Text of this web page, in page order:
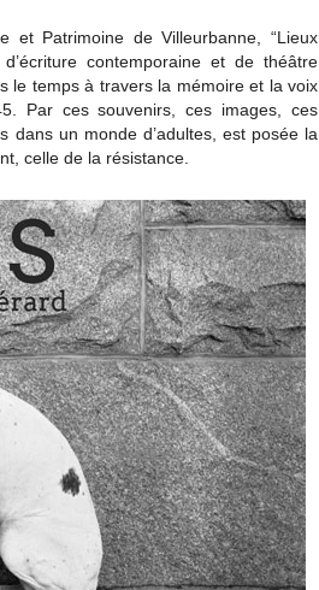
et Patrimoine de Villeurbanne, “Lieux
contemporaine et de théâtre
le temps à travers la mémoire et la voix
Par ces souvenirs, ces images, ces
dans un monde d’adultes, est posée la
celle de la résistance.